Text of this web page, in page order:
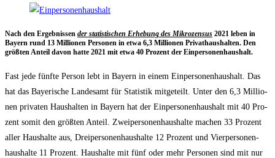
Nach den Ergeb­nis­sen der sta­tis­ti­schen Erhe­bung des Mikro­zen­sus 2021 leben in
Bay­ern rund 13 Mil­lio­nen Per­so­nen in etwa 6,3 Mil­lio­nen Pri­vat­haus­hal­ten. Den
größ­ten Anteil davon hat­te 2021 mit etwa 40 Pro­zent der Einpersonenhaushalt.
Fast jede fünf­te Per­son lebt in Bay­ern in einem Ein­per­so­nen­haus­halt. Das
hat das Baye­ri­sche Lan­des­amt für Sta­tis­tik mit­ge­teilt. Unter den 6,3 Mil­lio­
nen pri­va­ten Haus­hal­ten in Bay­ern hat der Ein­per­so­nen­haus­halt mit 40 Pro­
zent somit den größ­ten Anteil. Zwei­per­so­nen­haus­hal­te machen 33 Pro­zent
aller Haus­hal­te aus, Drei­per­so­nen­haus­hal­te 12 Pro­zent und Vier­per­so­nen­
haus­hal­te 11 Pro­zent. Haus­hal­te mit fünf oder mehr Per­so­nen sind mit nur